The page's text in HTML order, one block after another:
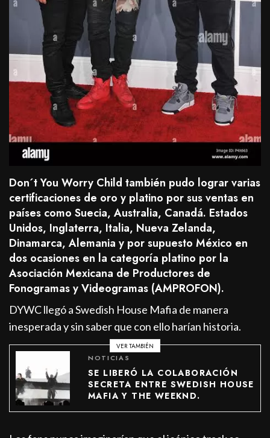
Don´t You Worry Child también pudo lograr varias
certificaciones de oro y platino por sus ventas en
países como Suecia, Australia, Canadá. Estados
Unidos, Inglaterra, Italia, Nueva Zelanda,
Dinamarca, Alemania y por supuesto México en
dos ocasiones en la categoría platino por la
Asociación Mexicana de Productores de
Fonogramas y Videogramas (AMPROFON).
DYWC llegó a Swedish House Mafia de manera
inesperada y sin saber que con ello harían historia.
VER TAMBIÉN
NOTICIAS
SE LIBERÓ LA COLABORACIÓN
SECRETA ENTRE SWEDISH HOUSE
MAFIA Y THE WEEKND.